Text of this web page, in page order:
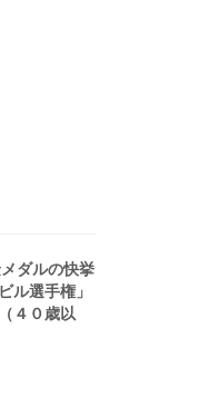
ダルの快挙
ル選手権」
４０歳以